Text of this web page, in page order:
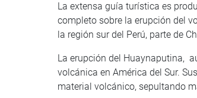
La extensa guía turística es
completo sobre la erupción del
la región sur del Perú, parte de
La erupción del Huaynaputina,
volcánica en América del Sur.
material volcánico, sepultando